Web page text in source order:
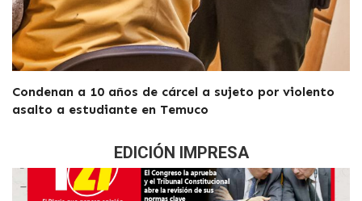
Condenan a 10 años de cárcel a sujeto por violento
asalto a estudiante en Temuco
EDICIÓN IMPRESA